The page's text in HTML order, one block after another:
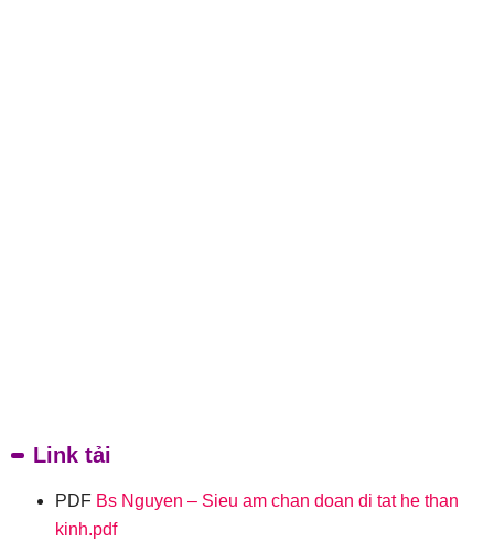
Link tải
PDF Bs Nguyen – Sieu am chan doan di tat he than
kinh.pdf